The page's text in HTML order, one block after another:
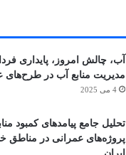
آب، چالش امروز، پایداری
مدیریت منابع آب در طرح‌های
4 می 2025
تحلیل جامع پیامدهای کمبود
پروژه‌های عمرانی در